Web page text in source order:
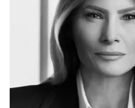
POLITIQUE
CULTURE